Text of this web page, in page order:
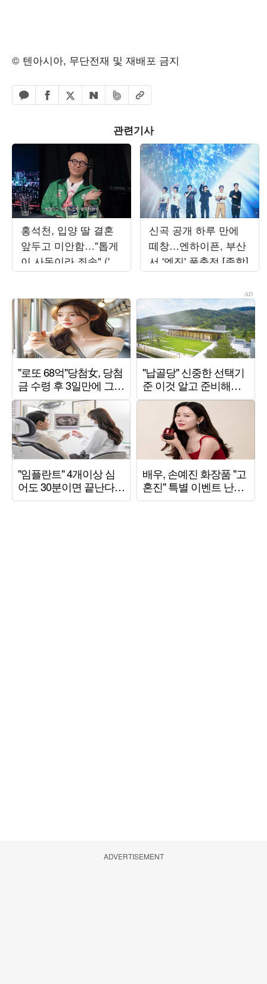
© 텐아시아, 무단전재 및 재배포 금지
카카오톡 공유하기
페이스북 공유하기
엑스 공유하기
네이버 공유하기
밴드 공유하기
URL복사
관련기사
홍석천, 입양 딸 결혼
앞두고 미안함…"톱게
이 사돈이라 죄송" ('피
식쇼')
신곡 공개 하루 만에
떼창…엔하이픈, 부산
서 '엔진' 풀충전 [종합]
ADVERTISEMENT